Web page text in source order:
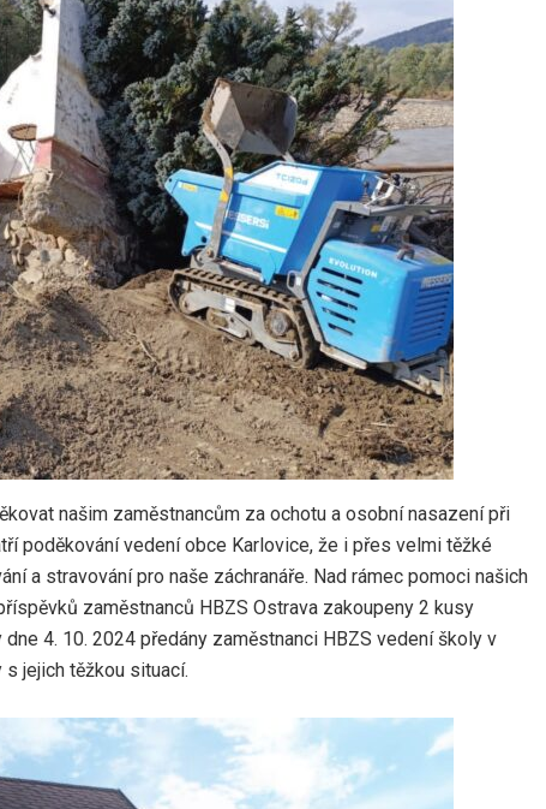
našim zaměstnancům za ochotu a osobní nasazení při
poděkování vedení obce Karlovice, že i přes velmi těžké
a stravování pro naše záchranáře. Nad rámec pomoci našich
zaměstnanců HBZS Ostrava zakoupeny 2 kusy
4. 10. 2024 předány zaměstnanci HBZS vedení školy v
jejich těžkou situací.